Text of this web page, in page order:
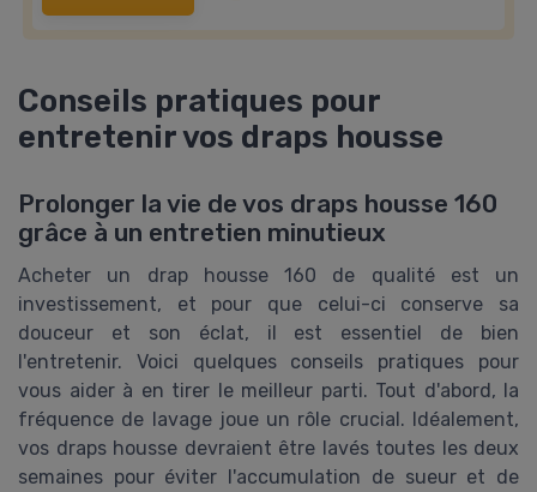
Conseils pratiques pour
entretenir vos draps housse
Prolonger la vie de vos draps housse 160
grâce à un entretien minutieux
Acheter un drap housse 160 de qualité est un
investissement, et pour que celui-ci conserve sa
douceur et son éclat, il est essentiel de bien
l'entretenir. Voici quelques conseils pratiques pour
vous aider à en tirer le meilleur parti. Tout d'abord, la
fréquence de lavage joue un rôle crucial. Idéalement,
vos draps housse devraient être lavés toutes les deux
semaines pour éviter l'accumulation de sueur et de